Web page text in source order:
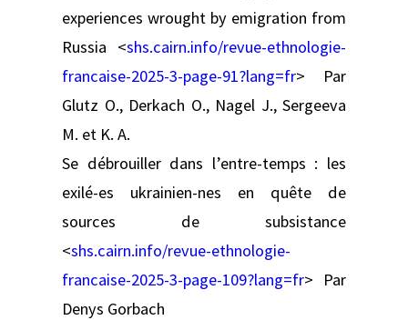
experiences wrought by emigration from
Russia <shs.cairn.info/revue-ethnologie-
francaise-2025-3-page-91?lang=fr> Par
Glutz O., Derkach O., Nagel J., Sergeeva
M. et K. A.
Se débrouiller dans l’entre-temps : les
exilé-es ukrainien-nes en quête de
sources de subsistance
<shs.cairn.info/revue-ethnologie-
francaise-2025-3-page-109?lang=fr> Par
Denys Gorbach